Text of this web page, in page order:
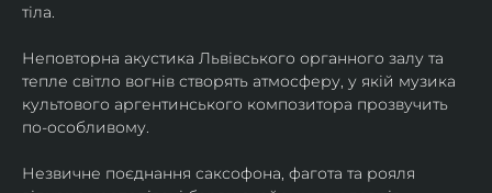
тіла.
Неповторна акустика Львівського органного залу та
тепле світло вогнів створять атмосферу, у якій музика
культового аргентинського композитора прозвучить
по-особливому.
Незвичне поєднання саксофона, фагота та рояля